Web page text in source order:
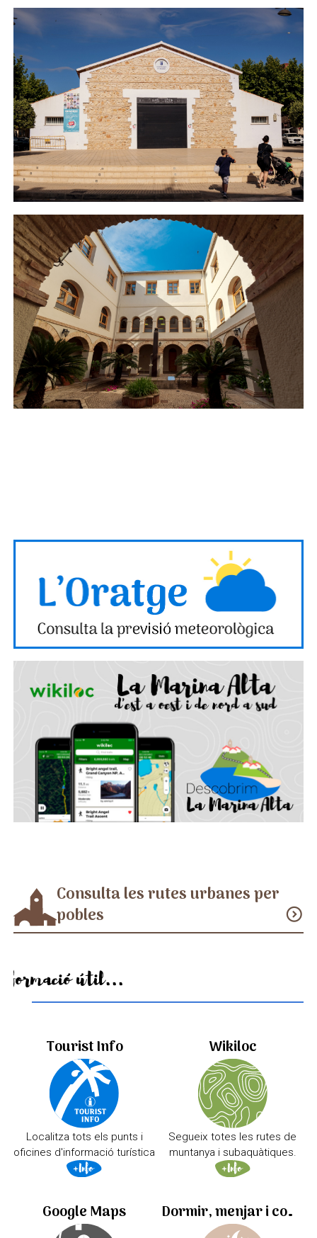
Consulta les rutes urbanes per
pobles
expand_circle_down
Informació útil...
Tourist Info
Localitza tots els punts i
oficines d'informació turística
Wikiloc
Segueix totes les rutes de
muntanya i subaquàtiques.
Google Maps Dormir, menjar i comprar